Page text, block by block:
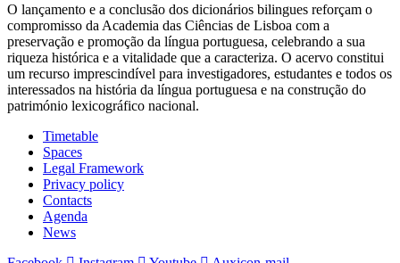
O lançamento e a conclusão dos dicionários bilingues reforçam o
compromisso da Academia das Ciências de Lisboa com a
preservação e promoção da língua portuguesa, celebrando a sua
riqueza histórica e a vitalidade que a caracteriza. O acervo constitui
um recurso imprescindível para investigadores, estudantes e todos os
interessados na história da língua portuguesa e na construção do
património lexicográfico nacional.
Timetable
Spaces
Legal Framework
Privacy policy
Contacts
Agenda
News